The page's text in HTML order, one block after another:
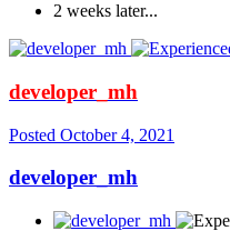
2 weeks later...
developer_mh
Posted October 4, 2021
developer_mh